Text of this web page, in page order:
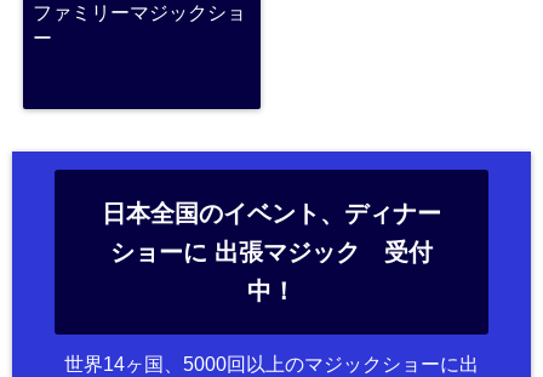
ファミリーマジックショ
ー
日本全国のイベント、ディナー
ショーに 出張マジック 受付
中！
世界14ヶ国、5000回以上のマジックショーに出